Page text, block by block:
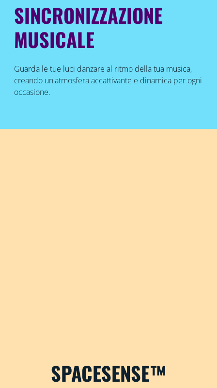
SINCRONIZZAZIONE
MUSICALE
Guarda le tue luci danzare al ritmo della tua musica,
creando un'atmosfera accattivante e dinamica per ogni
occasione.
SPACESENSE™